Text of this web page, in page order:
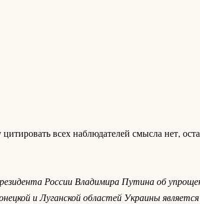
всех наблюдателей смысла нет,
России Владимира Путина об
и Луганской областей Украины